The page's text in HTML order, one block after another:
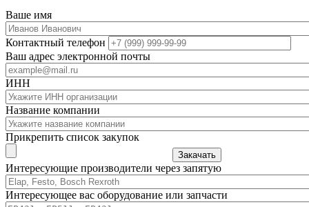
Ваше имя
Контактный телефон
Ваш адрес электронной почты
ИНН
Название компании
Прикрепить список закупок
Закачать
Интересующие производители через запятую
Интересующее вас оборудование или запчасти